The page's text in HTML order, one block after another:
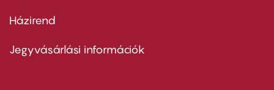
Footer
second
Házirend
Jegyvásárlási információk